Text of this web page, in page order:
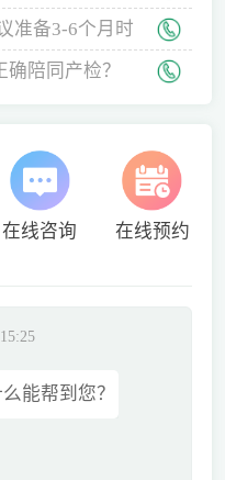
准备3-6个月时
陪同产检？
在线咨询 在线预约
能帮到您？